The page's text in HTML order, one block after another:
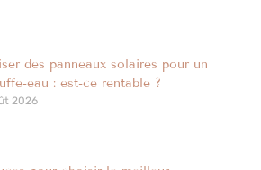
des panneaux solaires pour un
eau : est-ce rentable ?
2026